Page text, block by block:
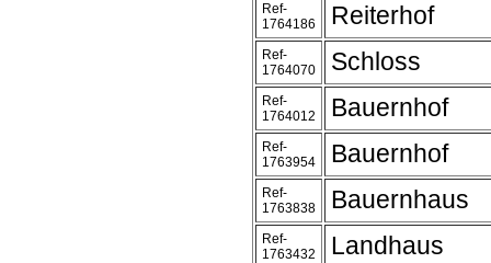
Ref-
1764186
Reiterhof
Ref-
1764070
Schloss
Ref-
1764012
Bauernhof
Ref-
1763954
Bauernhof
Ref-
1763838
Bauernhaus
Ref-
1763432
Landhaus